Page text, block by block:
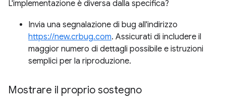
L'implementazione è diversa dalla specifica?
Invia una segnalazione di bug all'indirizzo
https://new.crbug.com. Assicurati di includere il
maggior numero di dettagli possibile e istruzioni
semplici per la riproduzione.
Mostrare il proprio sostegno